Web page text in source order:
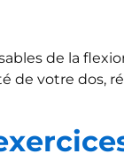
de la
de votre dos,